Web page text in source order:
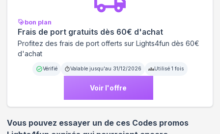
bon plan
Frais de port gratuits dès 60€ d'achat
Profitez des frais de port offerts sur Lights4fun dès 60€
d'achat
Vérifié Valable jusqu'au 31/12/2026 Utilisé 1 fois
Voir l'offre
Vous pouvez essayer un de ces Codes promos